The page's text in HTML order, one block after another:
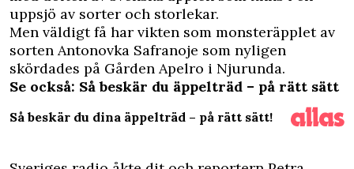
uppsjö av sorter och storlekar.
Men väldigt få har vikten som monsteräpplet av
sorten Antonovka Safranoje som nyligen
skördades på Gården Apelro i Njurunda.
Se också: Så beskär du äppelträd – på rätt sätt
Så beskär du dina äppelträd – på rätt sätt!